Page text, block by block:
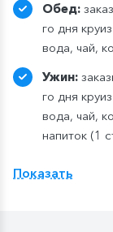
Обед:
го дня
вода, чай,
Ужин:
го дня
вода, чай,
напиток (1
ресторане
Показать